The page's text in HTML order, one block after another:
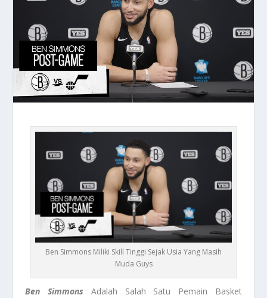
Ben Simmons Miliki Skill Tinggi Sejak Usia Yang Masih
Muda Guys
Ben Simmons Adalah Salah Satu Pemain Basket